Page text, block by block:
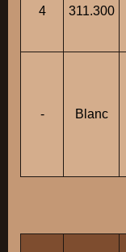
4 311.300
- Blanc